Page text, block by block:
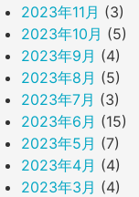
2023年11月 (3)
2023年10月 (5)
2023年9月 (4)
2023年8月 (5)
2023年7月 (3)
2023年6月 (15)
2023年5月 (7)
2023年4月 (4)
2023年3月 (4)